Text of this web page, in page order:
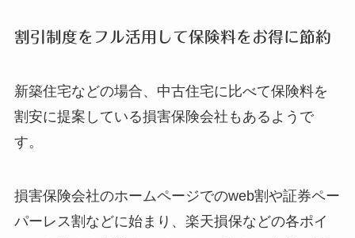
割引制度をフル活用して保険料をお得に節約
新築住宅などの場合、中古住宅に比べて保険料を
割安に提案している損害保険会社もあるようで
す。
損害保険会社のホームページでのweb割や証券ペー
パーレス割などに始まり、楽天損保などの各ポイ